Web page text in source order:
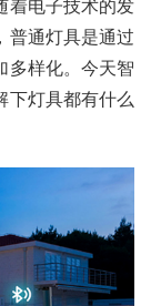
着电子技术的发
普通灯具是通过
多样化。今天智
下灯具都有什么